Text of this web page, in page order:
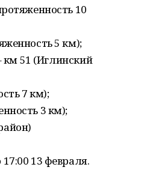
10
5 км);
км 51 (Иглинский
7 км);
3 км);
13 февраля.